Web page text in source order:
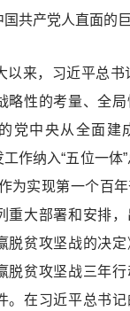
共产党人直面的巨
来，习近平总书
略性的考量、全
党中央从全面建
作纳入“五位一体
为实现第一个百
重大部署和安排，
脱贫攻坚战的决定
脱贫攻坚战三年
。在习近平总书